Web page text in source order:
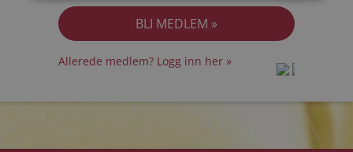
Allerede medlem? Logg inn her »